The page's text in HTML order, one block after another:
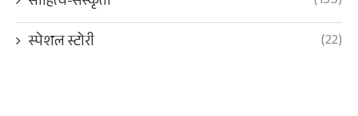
स्पेशल स्टोरी
(22)